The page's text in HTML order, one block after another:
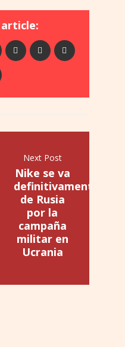
Next Post
Nike se va
definitivamente
de Rusia
por la
campaña
militar en
Ucrania